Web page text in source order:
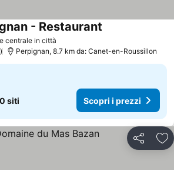
centrale in città
- Restaurant
Perpignan, 8.7 km da: Canet-en-Roussillon
siti Scopri i prezzi
Condividi